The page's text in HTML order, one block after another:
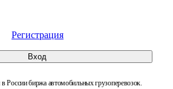
Регистрация
Вход
биржа автомобильных грузоперевозок.